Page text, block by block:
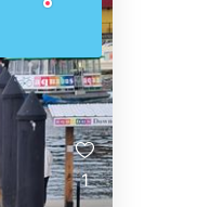
1